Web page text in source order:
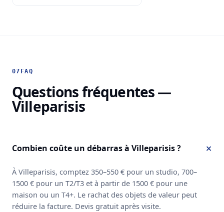
07 FAQ
Questions fréquentes —
Villeparisis
Combien coûte un débarras à Villeparisis ?
À Villeparisis, comptez 350–550 € pour un studio, 700–
1500 € pour un T2/T3 et à partir de 1500 € pour une
maison ou un T4+. Le rachat des objets de valeur peut
réduire la facture. Devis gratuit après visite.